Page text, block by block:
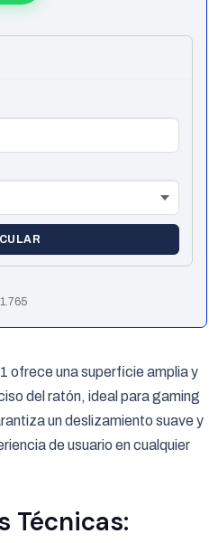
ofrece una superficie amplia y
del ratón, ideal para gaming
un deslizamiento suave y
de usuario en cualquier
Técnicas: